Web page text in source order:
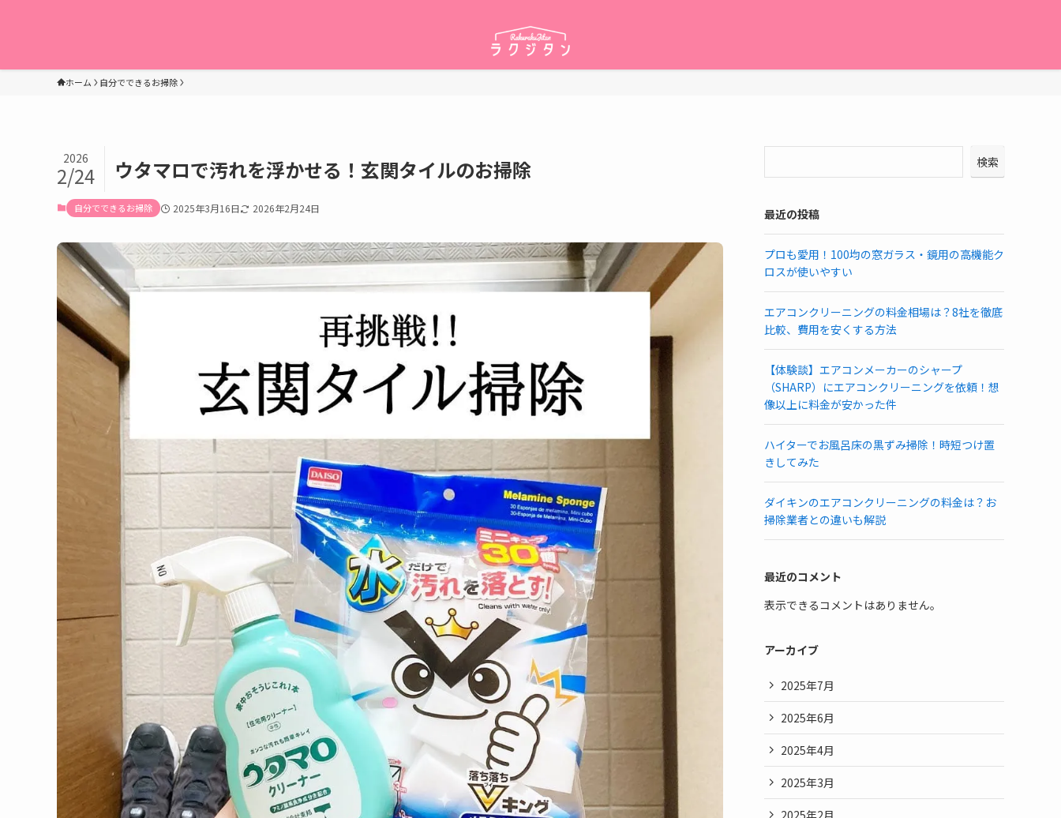
ホーム 自分でできるお掃除
ウタマロで汚れを浮かせる！玄関タイルのお掃除
2026
2/24
自分でできるお掃除 2025年3月16日 2026年2月24日
検索
最近の投稿
プロも愛用！100均の窓ガラス・鏡用の高機能ク
ロスが使いやすい
エアコンクリーニングの料金相場は？8社を徹底
比較、費用を安くする方法
【体験談】エアコンメーカーのシャープ
（SHARP）にエアコンクリーニングを依頼！想
像以上に料金が安かった件
ハイターでお風呂床の黒ずみ掃除！時短つけ置
きしてみた
ダイキンのエアコンクリーニングの料金は？お
掃除業者との違いも解説
最近のコメント
表示できるコメントはありません。
アーカイブ
2025年7月
2025年6月
2025年4月
2025年3月
2025年2月